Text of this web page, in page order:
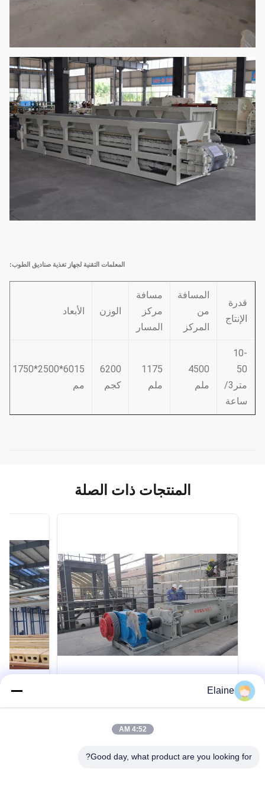
المعلمات التقنية لجهاز تغذية صناديق الطوب:
قدرة
الإنتاج
المسافة
من
المركز
مسافة
مركز
المسار
الوزن الأبعاد
10-
50
متر3/
ساعة
4500
ملم
1175
ملم
6200
كجم
6015*2500*1750
مم
المنتجات ذات الصلة
آلات خلط العمود المزدوج للطوب الطيني
آلات خلاط الشعاع المزدوج لإنتاج الطوب على نطاق
الصغيرة مصنع خلاط ذو عمود مزدوجأجهزة خلاط ذو
آلة تنظيف
Elaine
4:52 AM
Good day, what product are you looking for?